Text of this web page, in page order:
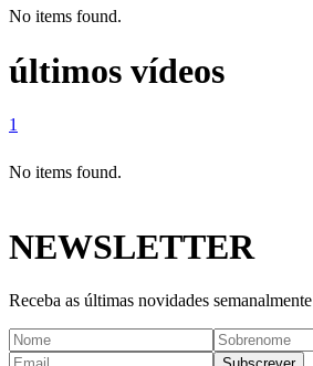
No items found.
últimos vídeos
1
No items found.
NEWSLETTER
Receba as últimas novidades semanalmente